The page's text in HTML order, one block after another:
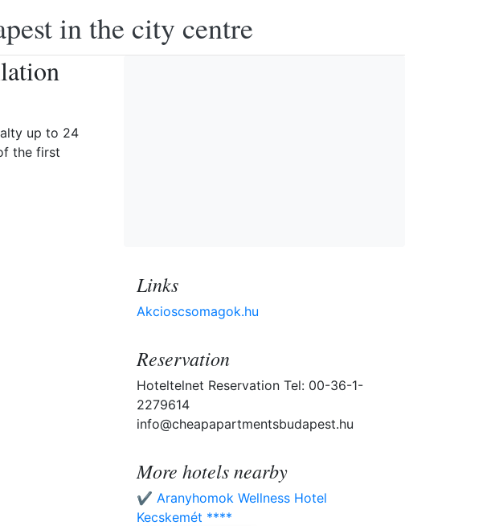
in the city centre
up to 24
the first
Links
Akcioscsomagok.hu
Reservation
Hoteltelnet Reservation Tel: 00-36-1-
2279614
info@cheapapartmentsbudapest.hu
More hotels nearby
✔️ Aranyhomok Wellness Hotel
Kecskemét ****